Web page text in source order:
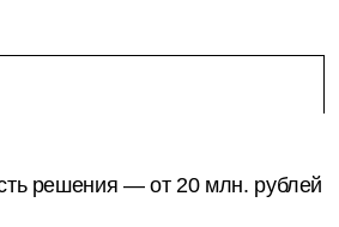
решения — от 20 млн. рублей